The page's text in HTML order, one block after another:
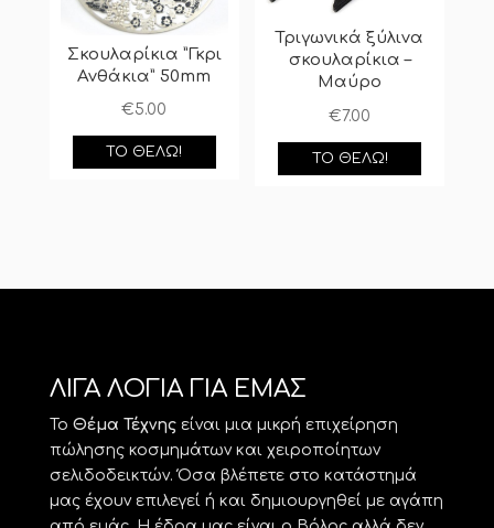
Σκουλαρίκια ”Γκρι
Ανθάκια” 50mm
€5.00
ΤΟ ΘΈΛΩ!
Τριγωνικά ξύλινα
σκουλαρίκια –
Μαύρο
€ 7.00
ΤΟ ΘΈΛΩ!
ΛΙΓΑ ΛΟΓΙΑ ΓΙΑ ΕΜΑΣ
Το Θέμα Τέχνηςείναι μια μικρή επιχείρηση
πώλησης κοσμημάτων και χειροποίητων
σελιδοδεικτών. Όσα βλέπετε στο κατάστημά
μας έχουν επιλεγεί ή και δημιουργηθεί με αγάπη